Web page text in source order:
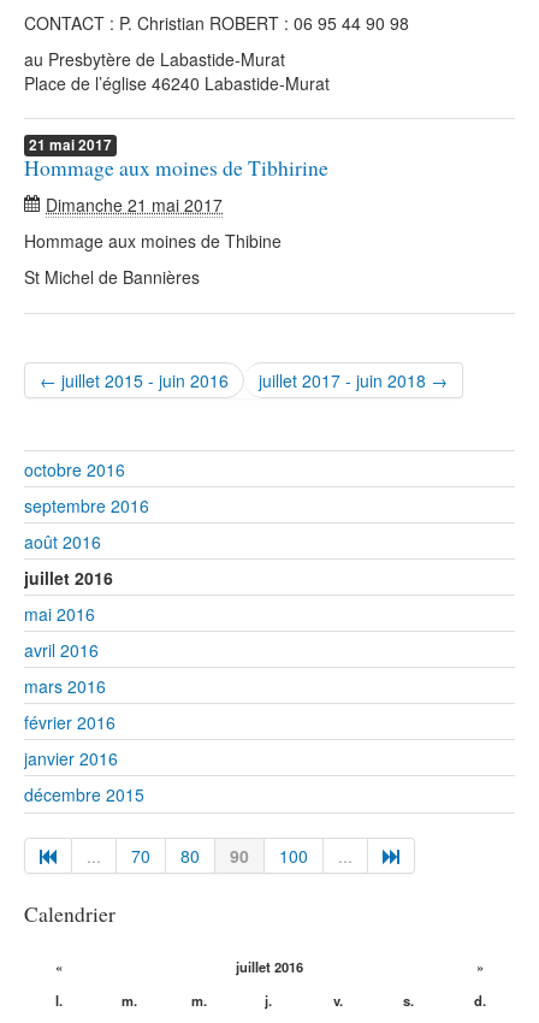
CONTACT : P. Christian ROBERT : 06 95 44 90 98
au Presbytère de Labastide-Murat
Place de l’église 46240 Labastide-Murat
21 mai2017
Hommage aux moines de Tibhirine
Dimanche 21 mai 2017
Hommage aux moines de Thibine
St Michel de Bannières
← juillet 2015 - juin 2016 juillet 2017 - juin 2018 →
octobre 2016
septembre 2016
août 2016
juillet 2016
mai 2016
avril 2016
mars 2016
février 2016
janvier 2016
décembre 2015
... 70 80 90 100 ...
Calendrier
« juillet 2016
»
l.
m. m. j. v. s.
d.